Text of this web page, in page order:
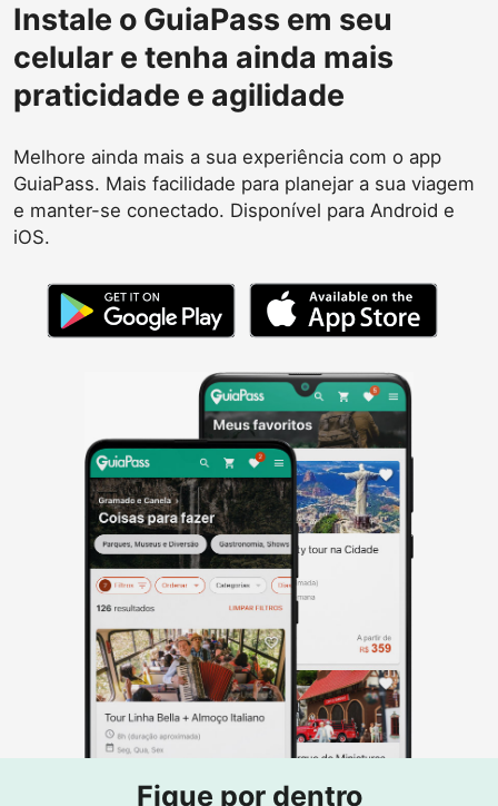
Instale o GuiaPass em seu
celular e tenha ainda mais
praticidade e agilidade
Melhore ainda mais a sua experiência com o app
GuiaPass. Mais facilidade para planejar a sua viagem
e manter-se conectado. Disponível para Android e
iOS.
Fique por dentro